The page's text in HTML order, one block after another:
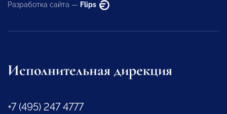
Разработка сайта — Flips
Исполнительная дирекция
+7 (495) 247 4777